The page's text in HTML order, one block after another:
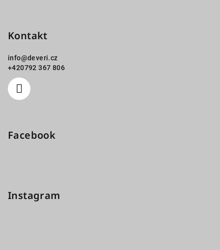
Kontakt
info@deveri.cz
+420792 367 806
Facebook
Instagram